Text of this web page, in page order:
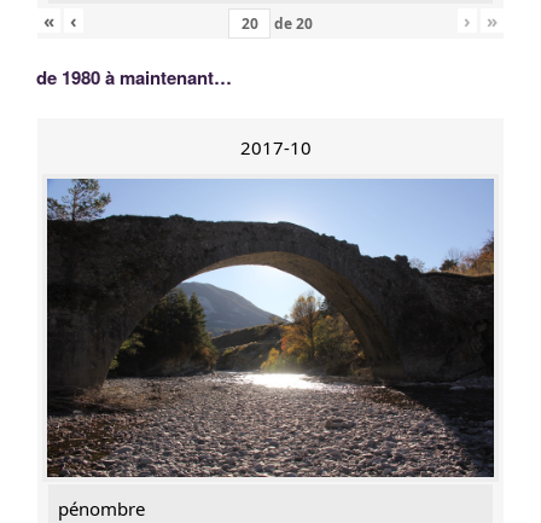
«
‹ de20 › »
de 1980 à maintenant…
2017-10
pénombre